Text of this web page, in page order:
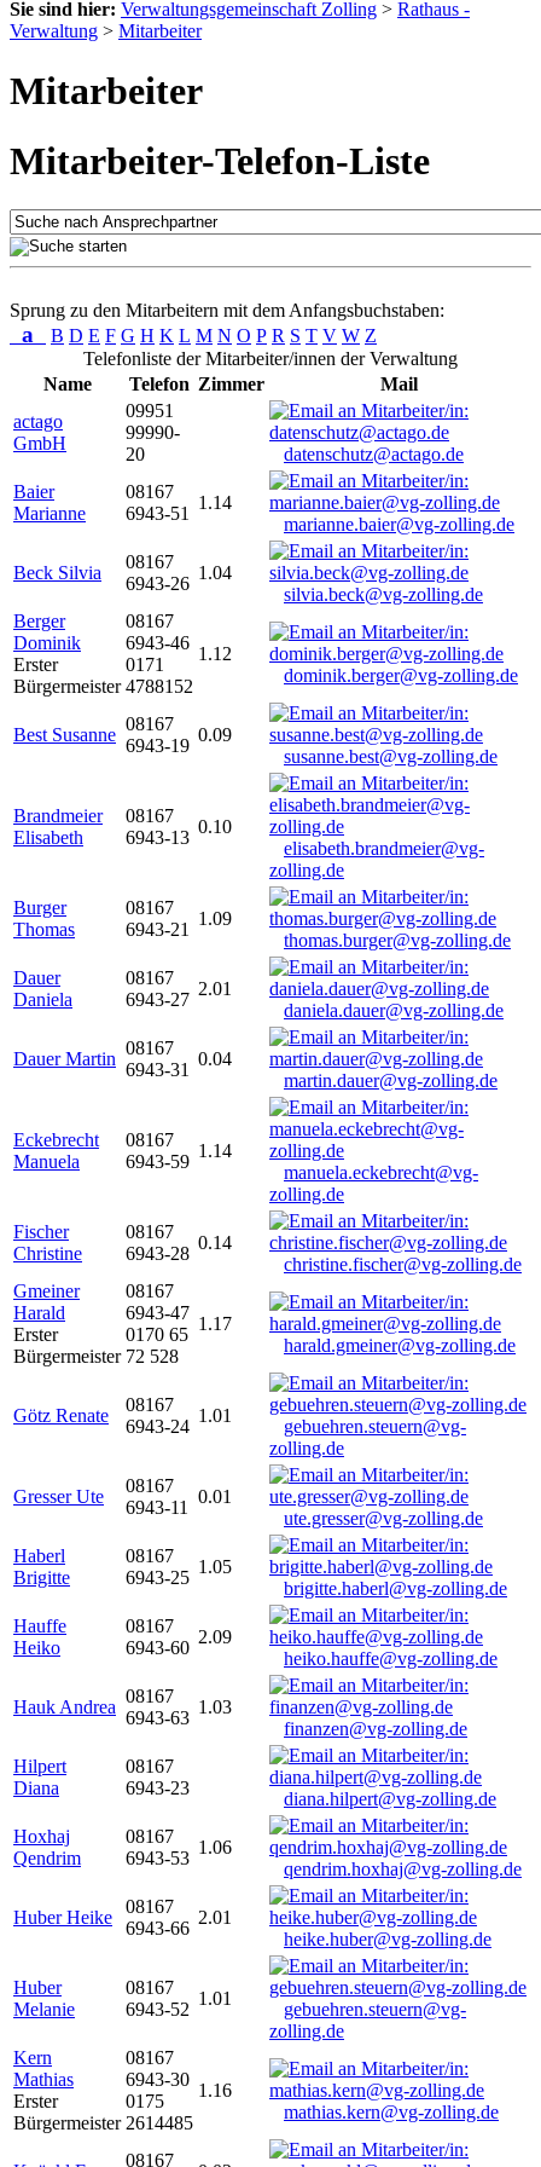
Sie sind hier: Verwaltungsgemeinschaft Zolling > Rathaus -
Verwaltung > Mitarbeiter
Mitarbeiter
Mitarbeiter-Telefon-Liste
Sprung zu den Mitarbeitern mit dem Anfangsbuchstaben:
a B D E F G H K L M N O P R S T V W Z
Telefonliste der Mitarbeiter/innen der Verwaltung
Name
Telefon Zimmer
Mail
actago
GmbH
09951
99990-
20
datenschutz@actago.de
Baier
Marianne
08167
6943-51
1.14
marianne.baier@vg-zolling.de
Beck Silvia
08167
6943-26
1.04
silvia.beck@vg-zolling.de
Berger
Dominik
Erster
Bürgermeister
08167
6943-46
0171
4788152
1.12
dominik.berger@vg-zolling.de
Best Susanne
08167
6943-19
0.09
susanne.best@vg-zolling.de
Brandmeier
Elisabeth
08167
6943-13
0.10
elisabeth.brandmeier@vg-
zolling.de
Burger
Thomas
08167
6943-21
1.09
thomas.burger@vg-zolling.de
Dauer
Daniela
08167
6943-27
2.01
daniela.dauer@vg-zolling.de
Dauer Martin
08167
6943-31
0.04
martin.dauer@vg-zolling.de
Eckebrecht
Manuela
08167
6943-59
1.14
manuela.eckebrecht@vg-
zolling.de
Fischer
Christine
08167
6943-28
0.14
christine.fischer@vg-zolling.de
Gmeiner
Harald
Erster
Bürgermeister
08167
6943-47
0170 65
72 528
1.17
harald.gmeiner@vg-zolling.de
Götz Renate
08167
6943-24
1.01
gebuehren.steuern@vg-
zolling.de
Gresser Ute
08167
6943-11
0.01
ute.gresser@vg-zolling.de
Haberl
Brigitte
08167
6943-25
1.05
brigitte.haberl@vg-zolling.de
Hauffe
Heiko
08167
6943-60
2.09
heiko.hauffe@vg-zolling.de
Hauk Andrea
08167
6943-63
1.03
finanzen@vg-zolling.de
Hilpert
Diana
08167
6943-23
diana.hilpert@vg-zolling.de
Hoxhaj
Qendrim
08167
6943-53
1.06
qendrim.hoxhaj@vg-zolling.de
Huber Heike
08167
6943-66
2.01
heike.huber@vg-zolling.de
Huber
Melanie
08167
6943-52
1.01
gebuehren.steuern@vg-
zolling.de
Kern
Mathias
Erster
Bürgermeister
08167
6943-30
0175
2614485
1.16
mathias.kern@vg-zolling.de
08167